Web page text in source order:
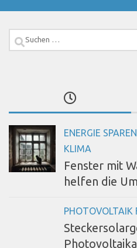
Suchen
ENERGIE SPAREN
KLIMA
Fenster mit
helfen die
PHOTOVOLTAIK